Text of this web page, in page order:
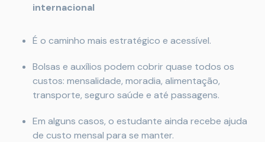
internacional
É o caminho mais estratégico e acessível.
Bolsas e auxílios podem cobrir quase todos os
custos: mensalidade, moradia, alimentação,
transporte, seguro saúde e até passagens.
Em alguns casos, o estudante ainda recebe ajuda
de custo mensal para se manter.